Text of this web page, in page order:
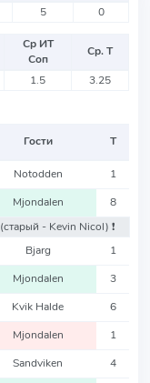
5 0
Ср ИТ
Соп
Ср. Т
1.5 3.25
Гости Т
Notodden 1
Mjondalen
8
(старый - Kevin Nicol) ❗️
Bjarg 1
Mjondalen 3
Kvik Halde 6
Mjondalen 1
Sandviken 4